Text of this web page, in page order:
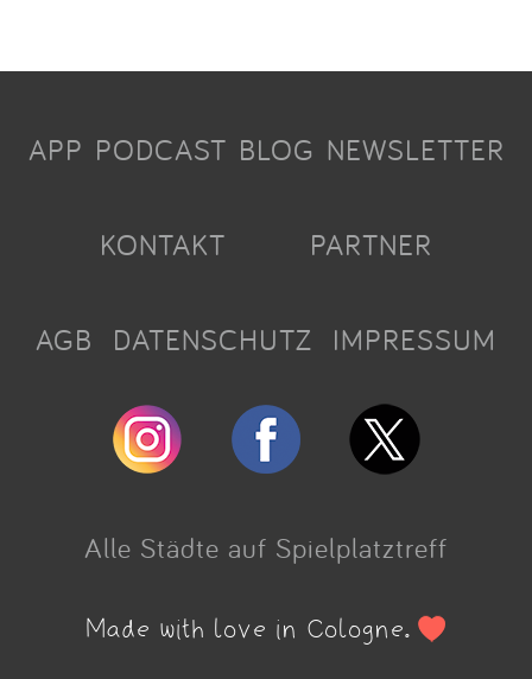
APP PODCAST BLOG NEWSLETTER
KONTAKT PARTNER
AGB DATENSCHUTZ IMPRESSUM
Alle Städte auf Spielplatztreff
Made with love in Cologne.